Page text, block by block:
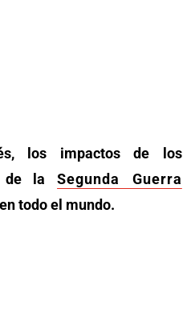
los impactos de los
de laSegunda Guerra
todo el mundo.